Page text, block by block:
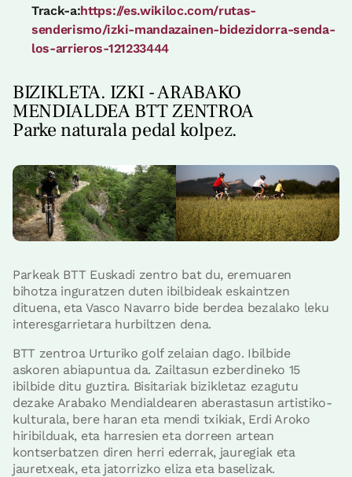
Track-a:https://es.wikiloc.com/rutas-
senderismo/izki-mandazainen-bidezidorra-senda-
los-arrieros-121233444
BIZIKLETA. IZKI - ARABAKO
MENDIALDEA BTT ZENTROA
Parke naturala pedal kolpez.
Parkeak BTT Euskadi zentro bat du, eremuaren
bihotza inguratzen duten ibilbideak eskaintzen
dituena, eta Vasco Navarro bide berdea bezalako leku
interesgarrietara hurbiltzen dena.
BTT zentroa Urturiko golf zelaian dago. Ibilbide
askoren abiapuntua da. Zailtasun ezberdineko 15
ibilbide ditu guztira. Bisitariak bizikletaz ezagutu
dezake Arabako Mendialdearen aberastasun artistiko-
kulturala, bere haran eta mendi txikiak, Erdi Aroko
hiribilduak, eta harresien eta dorreen artean
kontserbatzen diren herri ederrak, jauregiak eta
jauretxeak, eta jatorrizko eliza eta baselizak.